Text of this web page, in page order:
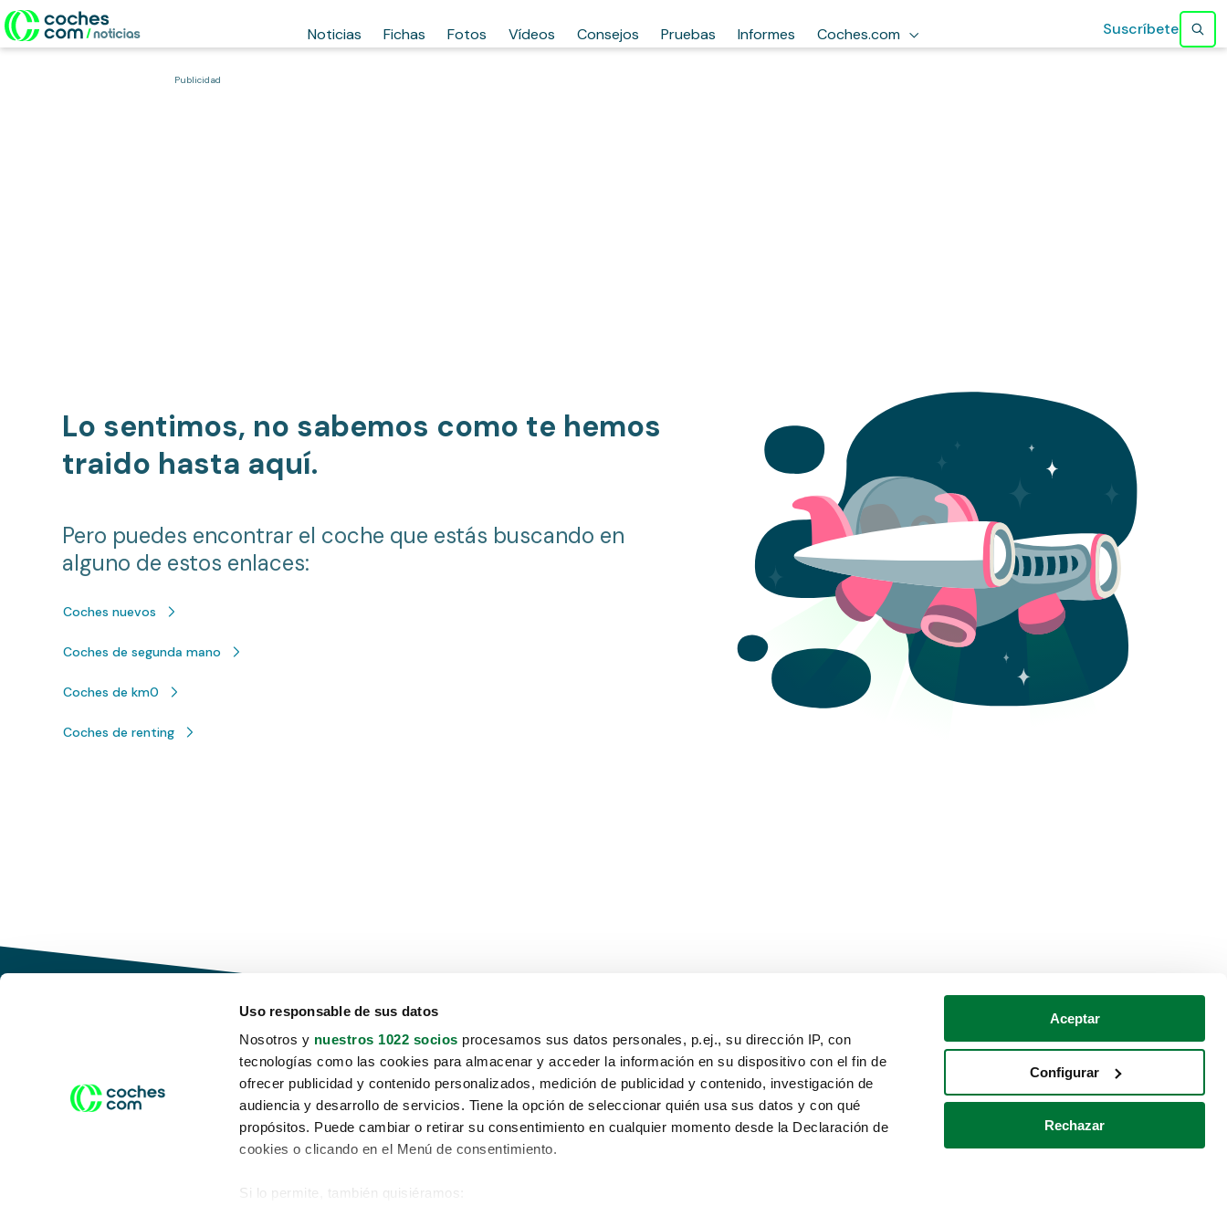
Uso responsable de sus datos
Nosotros y nuestros 1022 socios procesamos sus datos personales, p.ej., su dirección IP, con
tecnologías como las cookies para almacenar y acceder la información en su dispositivo con el fin de
ofrecer publicidad y contenido personalizados, medición de publicidad y contenido, investigación de
audiencia y desarrollo de servicios. Tiene la opción de seleccionar quién usa sus datos y con qué
propósitos. Puede cambiar o retirar su consentimiento en cualquier momento desde la Declaración de
cookies o clicando en el Menú de consentimiento.
Si lo permite, también quisiéramos:
Aceptar
Configurar
Rechazar
Noticias Fichas Fotos Vídeos Consejos Pruebas Informes Coches.com Suscríbete
Publicidad
Lo sentimos, no sabemos como te hemos
traido hasta aquí.
Pero puedes encontrar el coche que estás buscando en
alguno de estos enlaces:
Coches nuevos
Coches de segunda mano
Coches de km0
Coches de renting
Conduce tu futuro,
desata tu movilidad